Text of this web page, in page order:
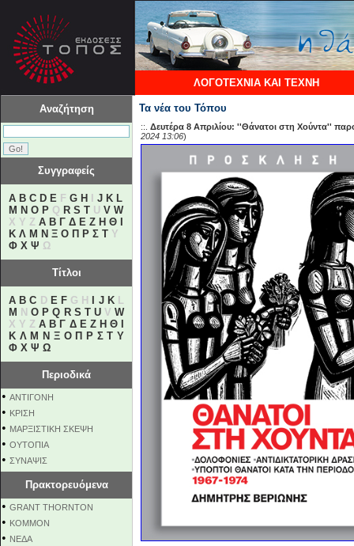
ΛΟΓΟΤΕΧΝΙΑ ΚΑΙ ΤΕΧΝΗ
Αναζήτηση
Συγγραφείς
A B C D E F G H J K L
M N O P Q R S T U V W
X Y Z Α Β Γ Δ Ε Ζ Η Θ
Κ Λ Μ Ν Ξ Ο Π Ρ Σ Τ Υ
Φ Χ Ψ Ω
Τίτλοι
A B C D E FG H J KL
M NO P Q R S T UVW
X Y ZΑ Β Γ Δ Ε Ζ Η Θ
Κ Λ Μ Ν Ξ Ο Π Ρ Σ Τ Υ
Φ Χ Ψ Ω
Περιοδικά
• ΑΝΤΙΓΟΝΗ
• ΚΡΙΣΗ
• ΜΑΡΞΙΣΤΙΚΗ ΣΚΕΨΗ
• ΟΥΤΟΠΙΑ
• ΣΥΝΑΨΙΣ
Πρακτορευόμενα
• GRANT THORNTON
• KOMMON
• NEΔΑ
Τα νέα του Τόπου
::. Δευτέρα 8 Απριλίου: ''Θάνατοι στη Χούντα''
2024 13:06)